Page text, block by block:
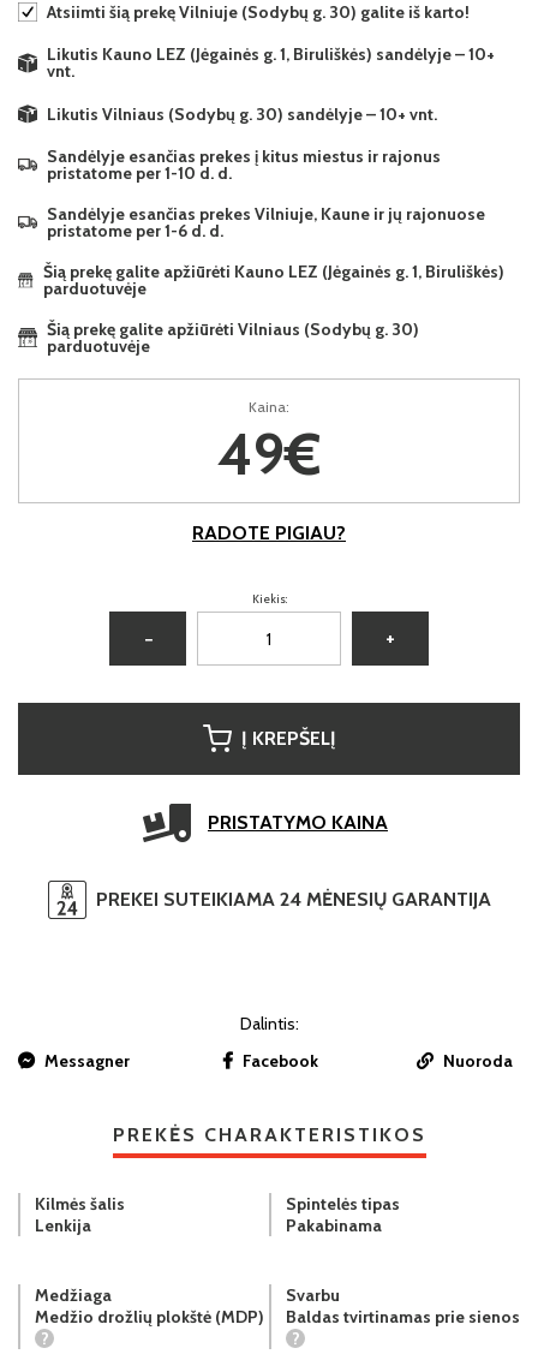
Atsiimti šią prekę Vilniuje (Sodybų g. 30) galite iš karto!
Likutis Kauno LEZ (Jėgainės g. 1, Biruliškės) sandėlyje – 10+
vnt.
Likutis Vilniaus (Sodybų g. 30) sandėlyje – 10+ vnt.
Sandėlyje esančias prekes į kitus miestus ir rajonus
pristatome per 1-10 d. d.
Sandėlyje esančias prekes Vilniuje, Kaune ir jų rajonuose
pristatome per 1-6 d. d.
Šią prekę galite apžiūrėti Kauno LEZ (Jėgainės g. 1, Biruliškės)
parduotuvėje
Šią prekę galite apžiūrėti Vilniaus (Sodybų g. 30)
parduotuvėje
Kaina:
49€
RADOTE PIGIAU?
Kiekis:
− +
Į KREPŠELĮ
PRISTATYMO KAINA
PREKEI SUTEIKIAMA 24 MĖNESIŲ GARANTIJA
Dalintis:
Messagner
Facebook Nuoroda
PREKĖS CHARAKTERISTIKOS
Kilmės šalis
Lenkija
Spintelės tipas
Pakabinama
Medžiaga
Medžio drožlių plokštė (MDP)
?
Svarbu
Baldas tvirtinamas prie sienos
?